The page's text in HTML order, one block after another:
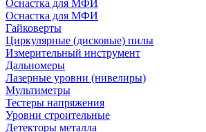
Оснастка для МФИ
Оснастка для МФИ
Гайковерты
Циркулярные (дисковые) пилы
Измерительный инструмент
Дальномеры
Лазерные уровни (нивелиры)
Мультиметры
Тестеры напряжения
Уровни строительные
Детекторы металла